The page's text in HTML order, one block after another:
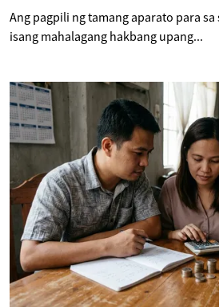
Ang pagpili ng tamang aparato para
isang mahalagang hakbang upang...